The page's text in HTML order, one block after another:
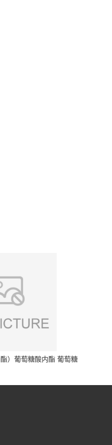
）葡萄糖酸内酯 葡萄糖